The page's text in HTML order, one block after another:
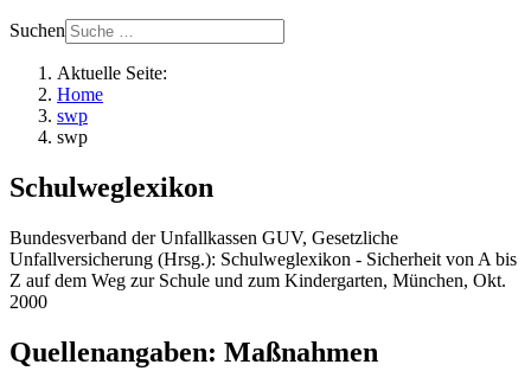
Suchen
Aktuelle Seite:
Home
swp
swp
Schulweglexikon
Bundesverband der Unfallkassen GUV, Gesetzliche
Unfallversicherung (Hrsg.): Schulweglexikon - Sicherheit von A bis
Z auf dem Weg zur Schule und zum Kindergarten, München, Okt.
2000
Quellenangaben: Maßnahmen